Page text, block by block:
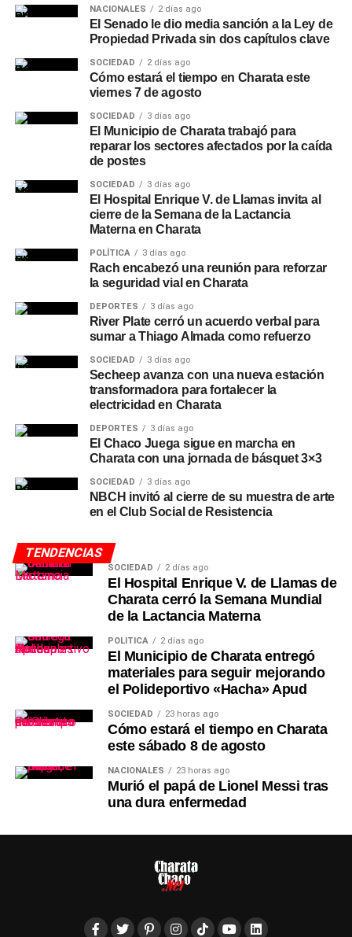
NACIONALES 2 días ago
El Senado le dio media sanción a la Ley de
Propiedad Privada sin dos capítulos clave
SOCIEDAD 2 días ago
Cómo estará el tiempo en Charata este
viernes 7 de agosto
SOCIEDAD 3 días ago
El Municipio de Charata trabajó para
reparar los sectores afectados por la caída
de postes
SOCIEDAD 3 días ago
El Hospital Enrique V. de Llamas invita al
cierre de la Semana de la Lactancia
Materna en Charata
POLÍTICA 3 días ago
Rach encabezó una reunión para reforzar
la seguridad vial en Charata
DEPORTES 3 días ago
River Plate cerró un acuerdo verbal para
sumar a Thiago Almada como refuerzo
SOCIEDAD 3 días ago
Secheep avanza con una nueva estación
transformadora para fortalecer la
electricidad en Charata
DEPORTES 3 días ago
El Chaco Juega sigue en marcha en
Charata con una jornada de básquet 3×3
SOCIEDAD 3 días ago
NBCH invitó al cierre de su muestra de arte
en el Club Social de Resistencia
TENDENCIAS
SOCIEDAD 2 días ago
El Hospital Enrique V. de Llamas de
Charata cerró la Semana Mundial
de la Lactancia Materna
POLÍTICA 2 días ago
El Municipio de Charata entregó
materiales para seguir mejorando
el Polideportivo «Hacha» Apud
SOCIEDAD 23 horas ago
Cómo estará el tiempo en Charata
este sábado 8 de agosto
NACIONALES 23 horas ago
Murió el papá de Lionel Messi tras
una dura enfermedad